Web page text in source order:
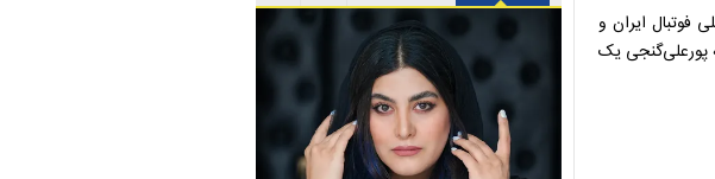
فوتبال ایران و
پورعلی‌گنجی یک